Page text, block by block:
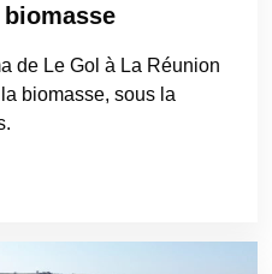
de Le Gol à La Réunion
biomasse, sous la